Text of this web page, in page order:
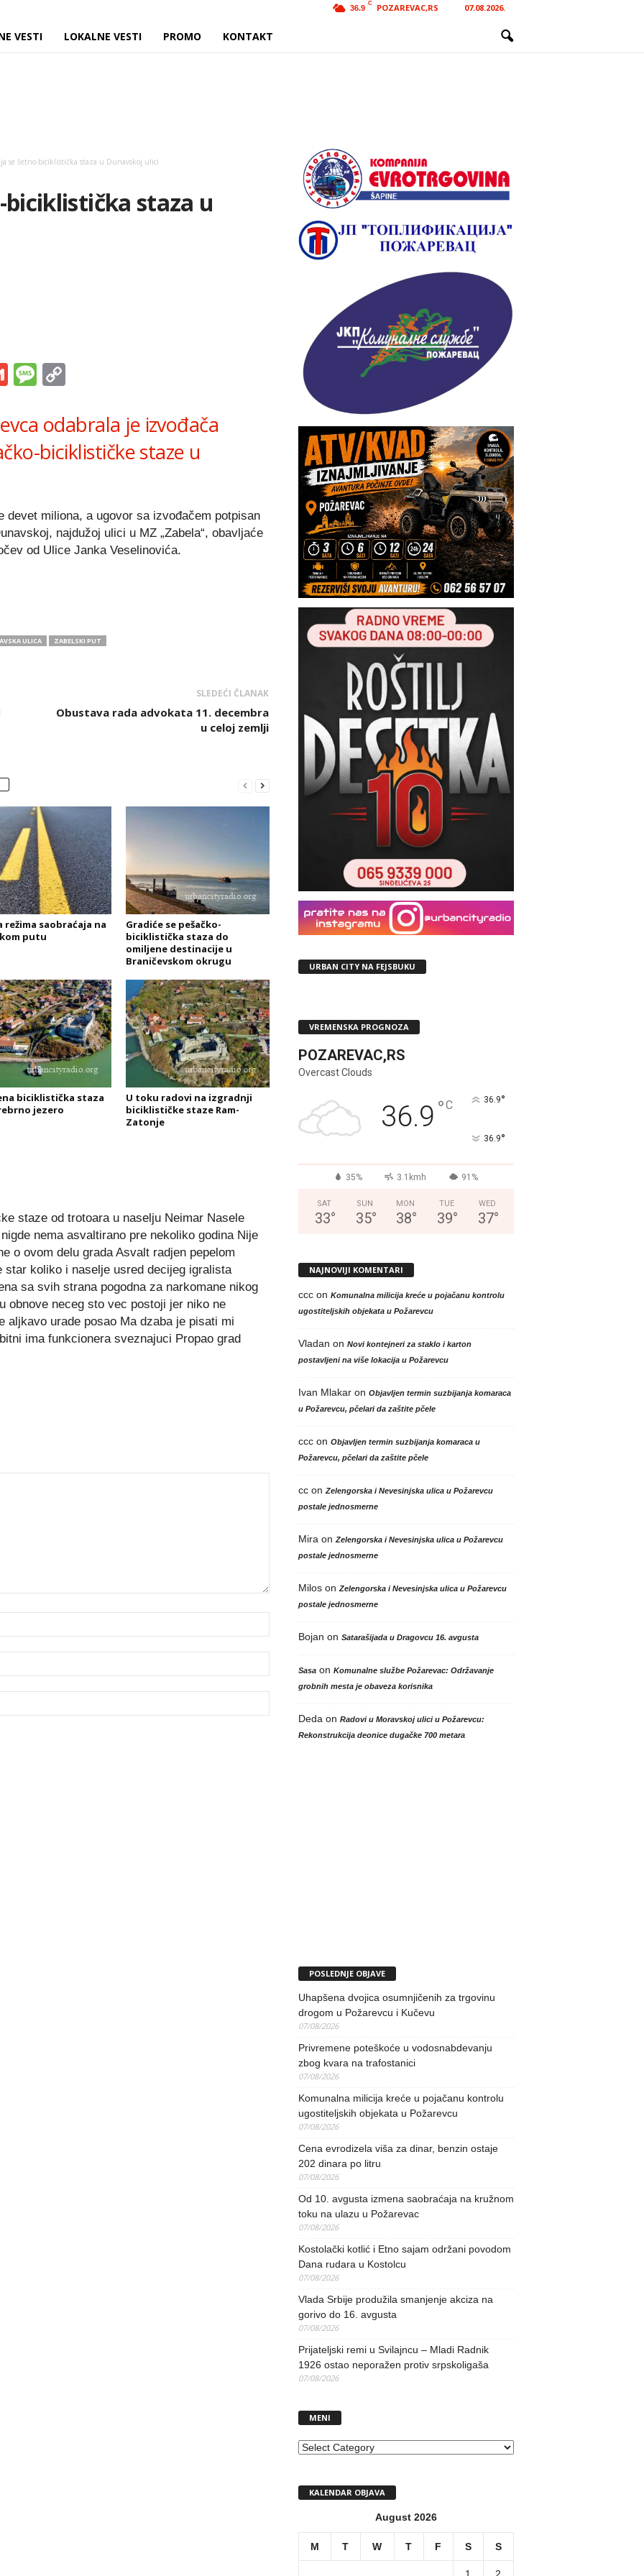
36.9
C POZAREVAC,RS 07.08.2026.
VESTI LOKALNE VESTI PROMO KONTAKT
se šetno-biciklistička staza u Dunavskoj ulici
staza u
GmailMessage
odabrala je izvođača
biciklističke staze u
devet miliona, a ugovor sa izvođačem potpisan
najdužoj ulici u MZ „Zabela“, obavljaće
od Ulice Janka Veselinovića.
ULICA ZABELSKI PUT
SLEDEĆI ČLANAK
Obustava rada advokata 11. decembra
u celoj zemlji
režima saobraćaja na
putu
Gradiće se pešačko-
biciklistička staza do
omiljene destinacije u
Braničevskom okrugu
biciklistička staza
jezero
U toku radovi na izgradnji
biciklističke staze Ram-
Zatonje
staze od trotoara u naselju Neimar Nasele
nema asvaltirano pre nekoliko godina Nije
o ovom delu grada Asvalt radjen pepelom
star koliko i naselje usred decijeg igralista
sa svih strana pogodna za narkomane nikog
obnove neceg sto vec postoji jer niko ne
aljkavo urade posao Ma dzaba je pisati mi
ima funkcionera sveznajuci Propao grad
URBAN CITY NA FEJSBUKU
VREMENSKA PROGNOZA
POZAREVAC,RS
Overcast Clouds
36.9 °C 36.9°
36.9°
35% 3.1kmh 91%
SAT
33°
SUN
35°
MON
38°
TUE
39°
WED
37°
NAJNOVIJI KOMENTARI
cccon Komunalna milicija kreće u pojačanu kontrolu
ugostiteljskih objekata u Požarevcu
Vladan on Novi kontejneri za staklo i karton
postavljeni na više lokacija u Požarevcu
Ivan Mlakaron Objavljen termin suzbijanja komaraca
u Požarevcu, pčelari da zaštite pčele
cccon Objavljen termin suzbijanja komaraca u
Požarevcu, pčelari da zaštite pčele
ccon Zelengorska i Nevesinjska ulica u Požarevcu
postale jednosmerne
Mira on Zelengorska i Nevesinjska ulica u Požarevcu
postale jednosmerne
Miloson Zelengorska i Nevesinjska ulica u Požarevcu
postale jednosmerne
Bojan on Satarašijada u Dragovcu 16. avgusta
Sasaon Komunalne službe Požarevac: Održavanje
grobnih mesta je obaveza korisnika
Deda on Radovi u Moravskoj ulici u Požarevcu:
Rekonstrukcija deonice dugačke 700 metara
POSLEDNJE OBJAVE
Uhapšena dvojica osumnjičenih za trgovinu
drogom u Požarevcu i Kučevu
07/08/2026
Privremene poteškoće u vodosnabdevanju
zbog kvara na trafostanici
07/08/2026
Komunalna milicija kreće u pojačanu kontrolu
ugostiteljskih objekata u Požarevcu
07/08/2026
Cena evrodizela viša za dinar, benzin ostaje
202 dinara po litru
07/08/2026
Od 10. avgusta izmena saobraćaja na kružnom
toku na ulazu u Požarevac
07/08/2026
Kostolački kotlić i Etno sajam održani povodom
Dana rudara u Kostolcu
07/08/2026
Vlada Srbije produžila smanjenje akciza na
gorivo do 16. avgusta
07/08/2026
Prijateljski remi u Svilajncu – Mladi Radnik
1926 ostao neporažen protiv srpskoligaša
07/08/2026
MENI
MENI
KALENDAR OBJAVA
August 2026
M T W T F S S
1 2